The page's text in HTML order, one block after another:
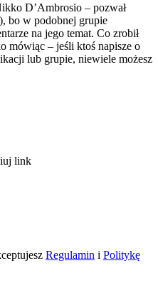
D’Ambrosio – pozwał
bo w podobnej grupie
na jego temat. Co zrobił
mówiąc – jeśli ktoś napisze o
lub grupie, niewiele możesz
link
Regulamin i Politykę